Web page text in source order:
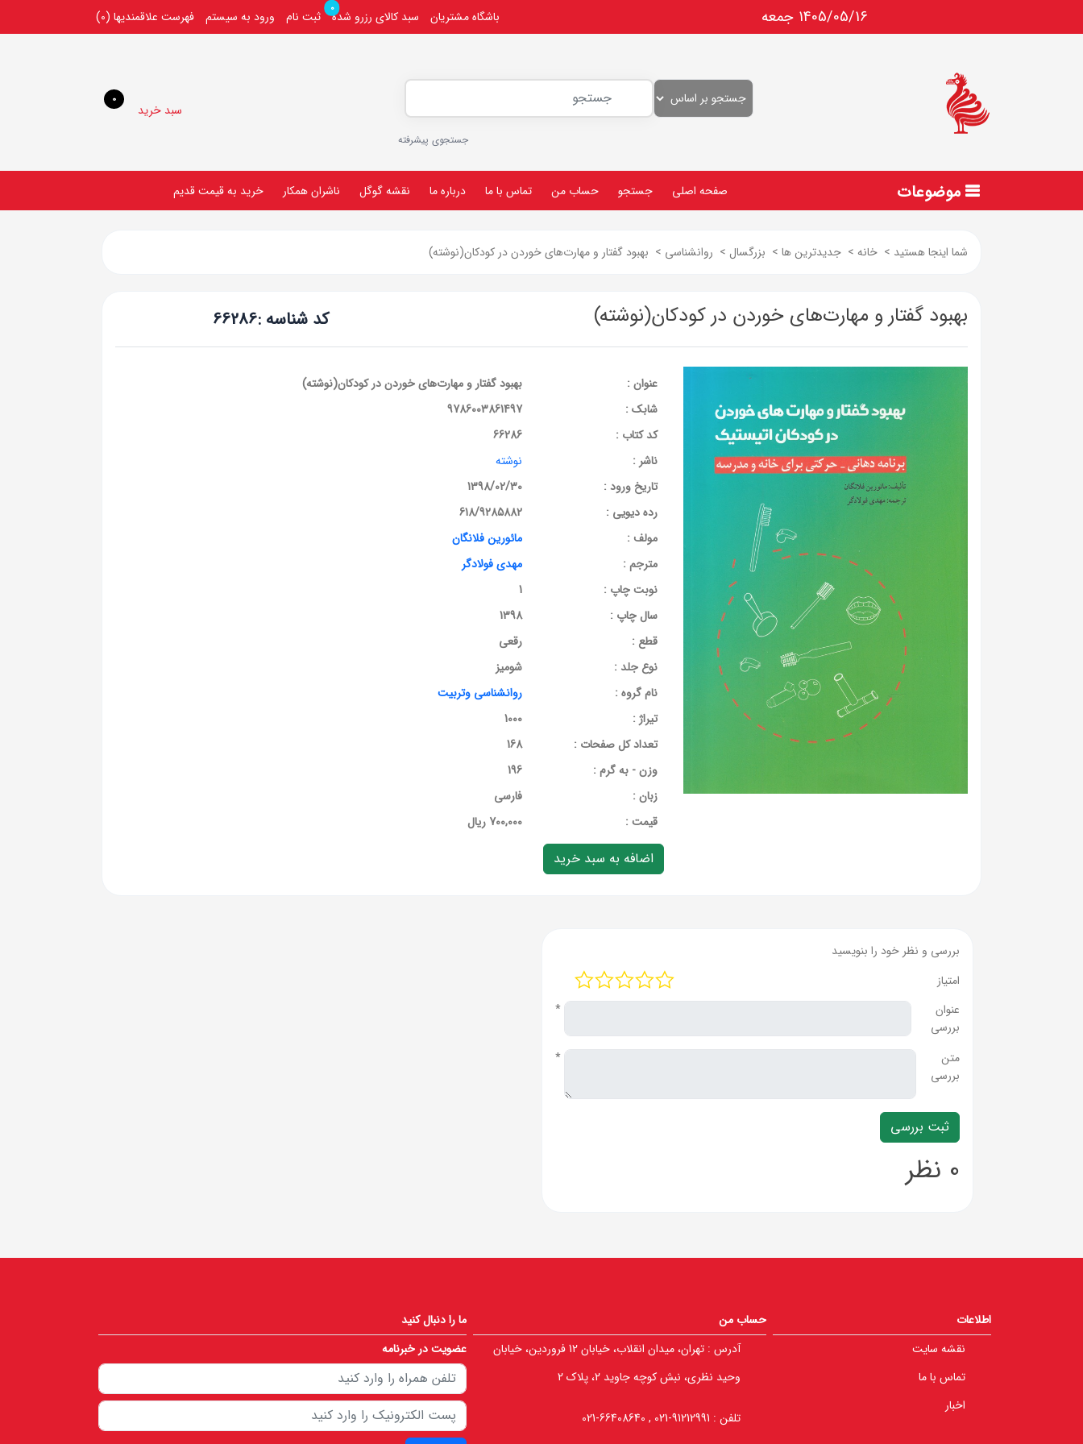
1405/05/16 جمعه باشگاه مشتریان سبد کالای رزرو شده
0
ثبت نام ورود به سیستم فهرست علاقمندیها (0)
جستجوی پیشرفته
سبد خرید
0
موضوعات صفحه اصلی جستجو حساب من تماس با ما درباره ما نقشه گوگل ناشران همکار خريد به قيمت قديم
شما اینجا هستید > خانه > جدیدترین ها > بزرگسال > روانشناسی > بهبود گفتار و مهارت‌های خوردن در کودکان(نوشته)
بهبود گفتار و مهارت‌های خوردن در کودکان(نوشته) کد شناسه :66286
عنوان :
بهبود گفتار و مهارت‌های خوردن در کودکان(نوشته)
شابک :
9786003861497
کد کتاب :
66286
ناشر :
نوشته
تاریخ ورود :
1398/02/30
رده دیویی :
618/9285882
مولف :
مائورین فلانگان
مترجم :
مهدی فولادگر
نوبت چاپ :
1
سال چاپ :
1398
قطع :
رقعی
نوع جلد :
شومیز
نام گروه :
روانشناسی وتربیت
تیراژ :
1000
تعداد کل صفحات :
168
وزن - به گرم :
196
زبان :
فارسی
قيمت :
700,000 ریال
بررسی و نظر خود را بنویسید
امتیاز
عنوان
بررسی
*
متن
بررسی
*
0 نظر
اطلاعات
نقشه سایت
تماس با ما
اخبار
حساب من
آدرس :
تهران، میدان انقلاب، خیابان 12 فروردین، خیابان
وحید نظری، نبش کوچه جاوید 2، پلاک 2
تلفن : 91212991-021 , 66408640-021
ما را دنبال کنید
عضویت در خبرنامه